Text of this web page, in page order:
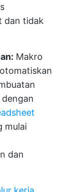
dan tidak
Makro
mulai
dan